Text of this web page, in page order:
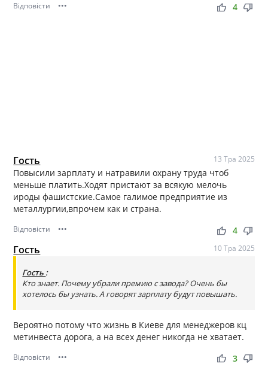
Відповісти ••• thumb_up thumb_down
4
Гость 13 Тра 2025
Повысили зарплату и натравили охрану труда чтоб
меньше платить.Ходят пристают за всякую мелочь
ироды фашистские.Самое галимое предприятие из
металлургии,впрочем как и страна.
Відповісти ••• thumb_up thumb_down
4
Гость 10 Тра 2025
Гость :
Кто знает. Почему убрали премию с завода? Очень бы
хотелось бы узнать. А говорят зарплату будут повышать.
Вероятно потому что жизнь в Киеве для менеджеров кц
метинвеста дорога, а на всех денег никогда не хватает.
Відповісти ••• thumb_up thumb_down
3